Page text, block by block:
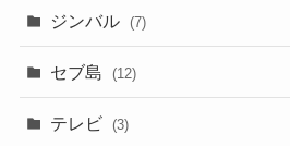
ジンバル (7)
セブ島 (12)
テレビ (3)